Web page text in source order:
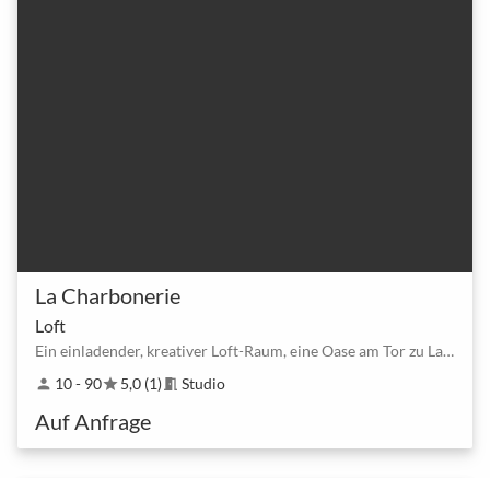
La Charbonerie
Loft
Ein einladender, kreativer Loft-Raum, eine Oase am Tor zu La Défense.
person 10 - 90star5,0 (1) meeting_room Studio
Auf Anfrage